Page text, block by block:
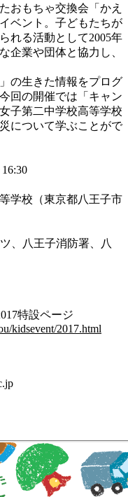
おもちゃ交換会「かえ
ベント。子どもたちが
れる活動として2005年
企業や団体と協力し、
の生きた情報をプログ
回の開催では「キャン
子第二中学校高等学校
について学ぶことがで
学校（東京都八王子市
、八王子消防署、八
特設ページ
kidsevent/2017.html